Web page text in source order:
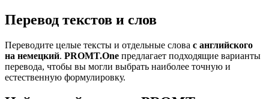
Перевод текстов и слов
Переводите целые тексты и отдельные слова с английского
на немецкий. PROMT.One предлагает подходящие варианты
перевода, чтобы вы могли выбрать наиболее точную и
естественную формулировку.